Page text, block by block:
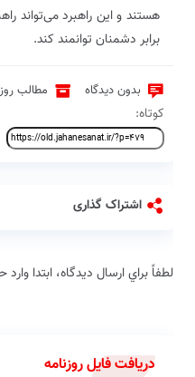
هستند و این راهبرد می‌تواند
برابر دشمنان توانمند کند.
بدون دیدگاه مطالب
کوتاه:
اشتراک گذاری
لطفاً براي ارسال دیدگاه، ابتدا
دریافت فایل روزنامه